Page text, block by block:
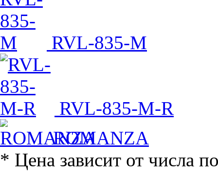
RVL-835-M
RVL-835-M-R
ROMANZA
* Цена зависит от числа